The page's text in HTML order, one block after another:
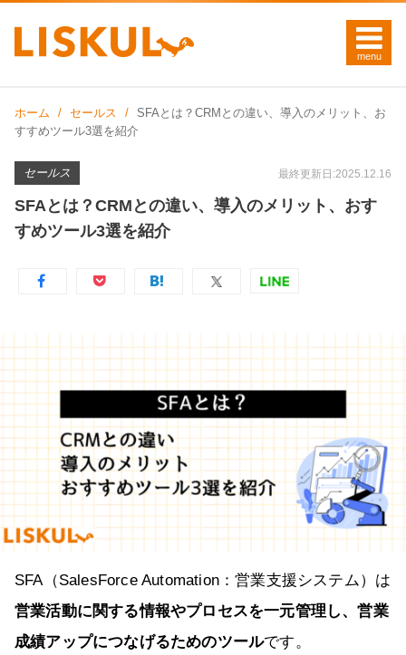
ホーム セールス
SFAとは？CRMとの違い、導入のメリット、お
すすめツール3選を紹介
セールス 最終更新日:2025.12.16
SFAとは？CRMとの違い、導入のメリット、おす
すめツール3選を紹介
SFA（SalesForce Automation：営業支援システム）は
営業活動に関する情報やプロセスを一元管理し、営業
成績アップにつなげるためのツールです。